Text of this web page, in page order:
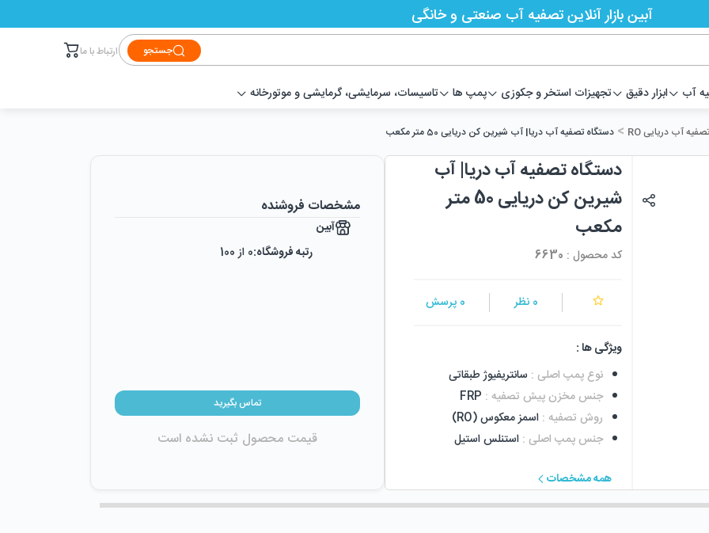
جستجو ارتباط با ما
آب ابزار دقیق تجهیزات استخر و جکوزی پمپ ها تاسیسات، سرمایشی، گرمایشی و موتورخانه
آبین بازار آنلاین تصفیه آب صنعتی و خانگی
تصفیه آب دریایی RO > دستگاه تصفیه آب دریا| آب شیرین کن دریایی 50 متر مکعب
دستگاه تصفیه آب دریا| آب
شیرین کن دریایی 50 متر
مکعب
کد محصول : 6630
0 نظر 0 پرسش
ویژگی ها :
نوع پمپ اصلی : سانتریفیوژ طبقاتی
جنس مخزن پیش تصفیه :
FRP
روش تصفیه : اسمز معکوس (RO)
جنس پمپ اصلی : استنلس استیل
همه مشخصات
مشخصات فروشنده
آبین
رتبه فروشگاه:0 از 100
تماس بگیرید
قیمت محصول ثبت نشده است